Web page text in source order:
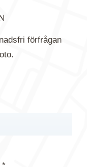
förfrågan